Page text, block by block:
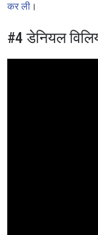
कर ली ।
#4 डेनियल